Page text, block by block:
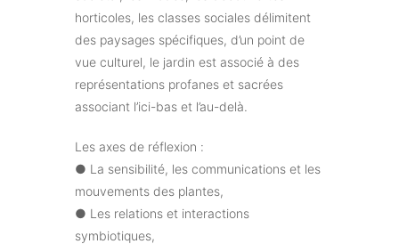
horticoles, les classes sociales délimitent
des paysages spécifiques, d’un point de
vue culturel, le jardin est associé à des
représentations profanes et sacrées
associant l’ici-bas et l’au-delà.
Les axes de réflexion :
● La sensibilité, les communications et les
mouvements des plantes,
● Les relations et interactions
symbiotiques,